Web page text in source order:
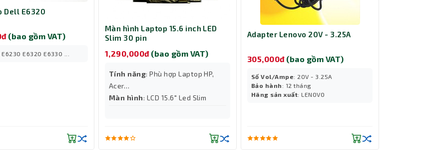
Dell E6320
(bao gồm VAT)
E6320 E6330 ...
Màn hình Laptop 15.6 inch LED
Slim 30 pin
1,290,000đ (bao gồm VAT)
Tính năng: Phù hợp Laptop HP,
Acer…
Màn hình: LCD 15.6" Led Slim
Adapter Lenovo 20V - 3.25A
305,000đ (bao gồm VAT)
Số Vol/Ampe: 20V - 3.25A
Bảo hành : 12 tháng
Hãng sản xuất: LENOVO